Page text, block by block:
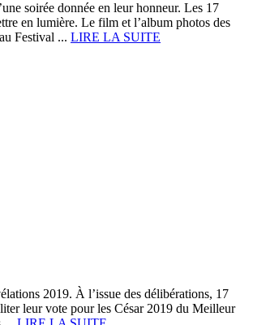
soirée donnée en leur honneur. Les 17
en lumière. Le film et l’album photos des
Festival ... LIRE LA SUITE
2019. À l’issue des délibérations, 17
leur vote pour les César 2019 du Meilleur